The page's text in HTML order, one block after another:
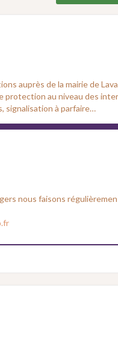
auprès de la mairie de
protection au niveau des
signalisation à parfaire…
nous faisons